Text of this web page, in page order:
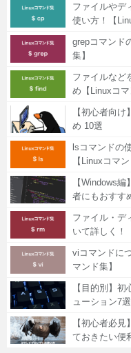
ファイルやデ
使い方！【
grepコマンド
集】
ファイルなど
め【Linuxコマ
【初心者向
め 10選
lsコマンドの
【Linuxコマン
【Windows
者にもおすす
ファイル・デ
いて詳しく！
viコマンドに
マンド集】
【目的別】
ューション7選
【初心者必
ておきたい便